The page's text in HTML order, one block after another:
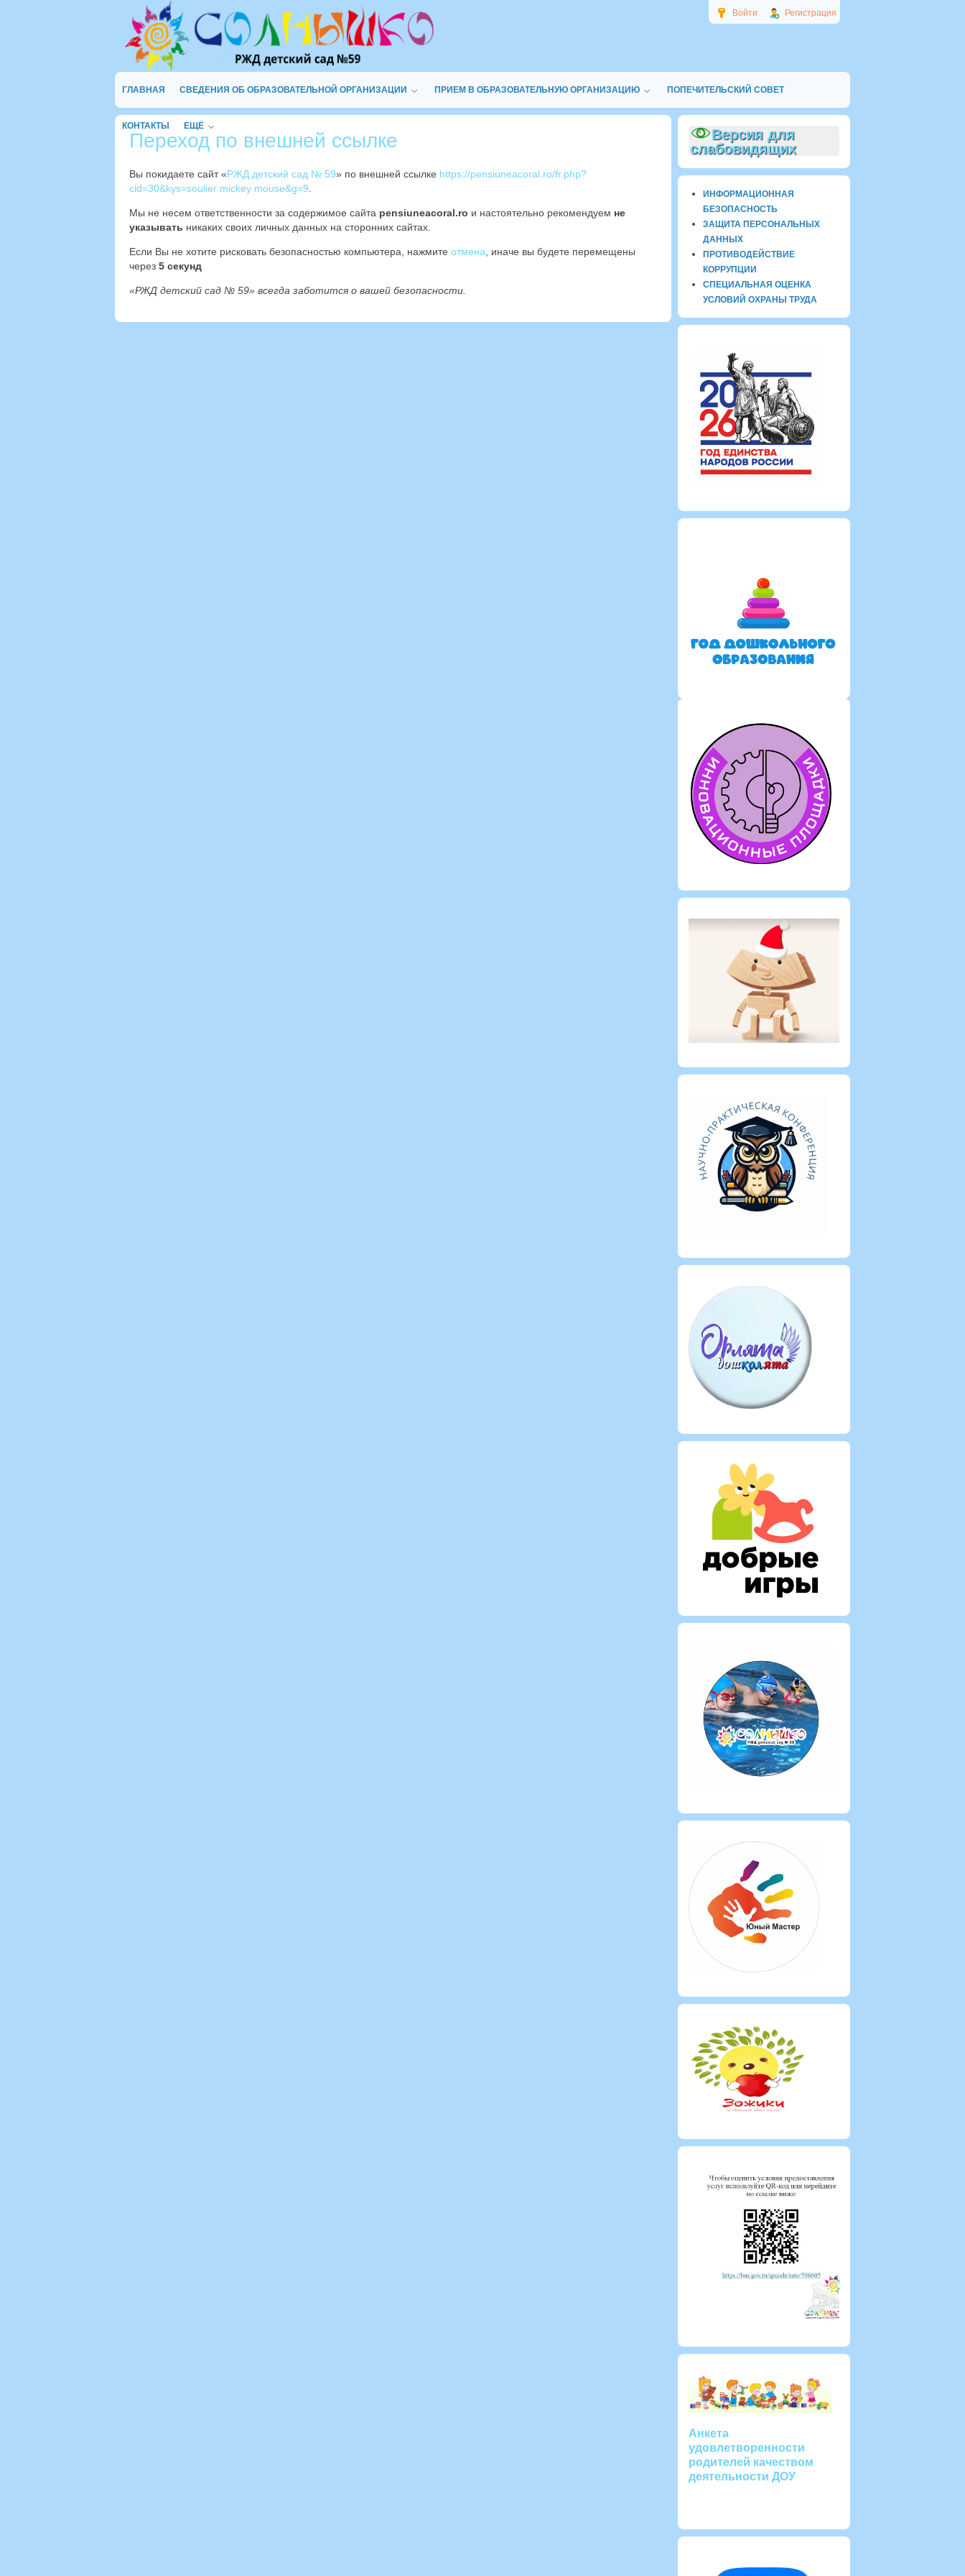
Войти Регистрация
ГЛАВНАЯ СВЕДЕНИЯ ОБ ОБРАЗОВАТЕЛЬНОЙ ОРГАНИЗАЦИИ ПРИЕМ В ОБРАЗОВАТЕЛЬНУЮ ОРГАНИЗАЦИЮ ПОПЕЧИТЕЛЬСКИЙ СОВЕТ
КОНТАКТЫ ЕЩЁ
Переход по внешней ссылке
Вы покидаете сайт «РЖД детский сад № 59» по внешней ссылке https://pensiuneacoral.ro/fr.php?
cid=30&kys=soulier mickey mouse&g=9
Мы не несем ответственности за содержимое сайта pensiuneacoral.ro и настоятельно рекомендуем не
указывать никаких своих личных данных на сторонних сайтах.
Если Вы не хотите рисковать безопасностью компьютера, нажмите отмена , иначе вы будете перемещены
через 4 секунд
«РЖД детский сад № 59» всегда заботится о вашей безопасности.
Версия для
слабовидящих
ИНФОРМАЦИОННАЯ
БЕЗОПАСНОСТЬ
ЗАЩИТА ПЕРСОНАЛЬНЫХ
ДАННЫХ
ПРОТИВОДЕЙСТВИЕ
КОРРУПЦИИ
СПЕЦИАЛЬНАЯ ОЦЕНКА
УСЛОВИЙ ОХРАНЫ ТРУДА
Анкета
удовлетворенности
родителей качеством
деятельности ДОУ